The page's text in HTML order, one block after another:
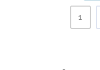
1